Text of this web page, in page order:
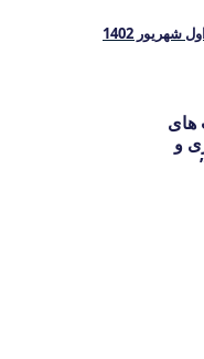
1402
های
و